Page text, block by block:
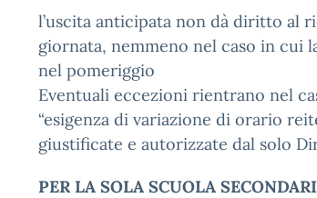
l’uscita anticipata non dà diritto al
giornata, nemmeno nel caso in cui
nel pomeriggio
Eventuali eccezioni rientrano nel
“esigenza di variazione di orario
giustificate e autorizzate dal solo
PER LA SOLA SCUOLA